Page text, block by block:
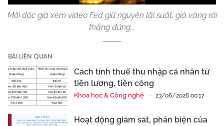
Mời độc giả xem video Fed giữ nguyên lãi suất, giá vàng rơi
thẳng đứng...
BÀI LIÊN QUAN
Cách tính thuế thu nhập cá nhân từ
tiền lương, tiền công
Khoa học & Công nghệ 23/06/2026 00:17
Hoạt động giám sát, phản biện của